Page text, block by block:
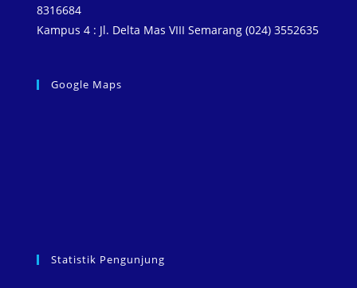
8316684
Kampus 4 : Jl. Delta Mas VIII Semarang (024) 3552635
Google Maps
Statistik Pengunjung